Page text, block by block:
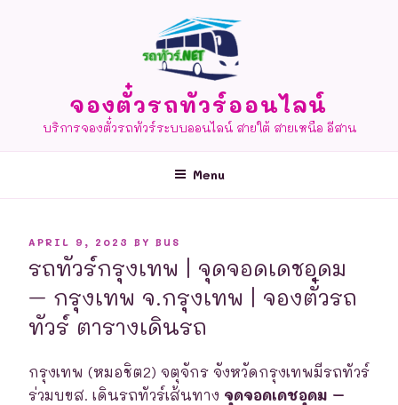
จองตั๋วรถทัวร์ออนไลน์
บริการจองตั๋วรถทัวร์ระบบออนไลน์ สายใต้ สายเหนือ อีสาน
Menu
POSTED
APRIL 9, 2023 BY BUS
รถทัวร์กรุงเทพ | จุดจอดเดชอุดม
– กรุงเทพ จ.กรุงเทพ | จองตั๋วรถ
ทัวร์ ตารางเดินรถ
กรุงเทพ (หมอชิต2) จตุจักร จังหวัดกรุงเทพมีรถทัวร์
ร่วมบขส. เดินรถทัวร์เส้นทาง จุดจอดเดชอุดม –